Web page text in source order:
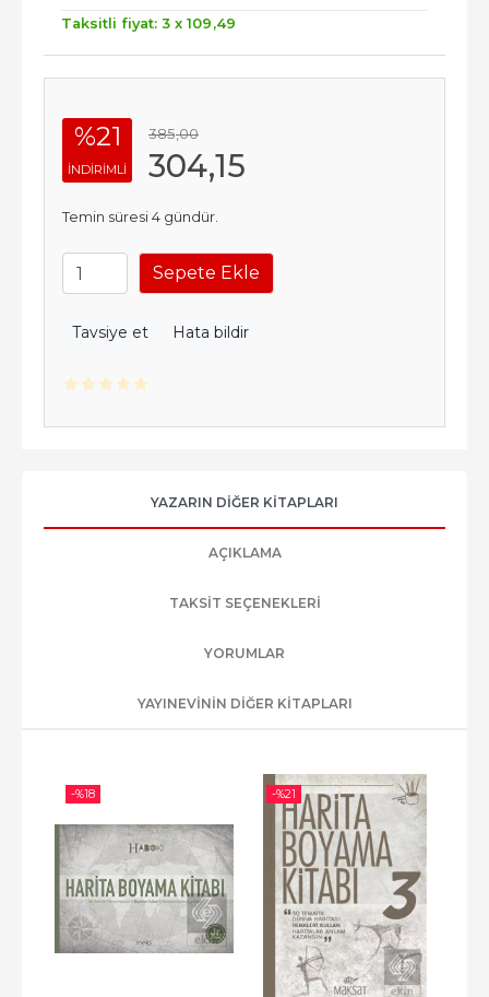
Taksitli fiyat: 3 x 109 ,49
%21
INDIRIMLI
385,00
304,15
Temin süresi 4 gündür.
Sepete Ekle
Tavsiye et Hata bildir
YAZARIN DIĞER KITAPLARI
AÇIKLAMA
TAKSIT SEÇENEKLERI
YORUMLAR
YAYINEVININ DIĞER KITAPLARI
-%18 -%21